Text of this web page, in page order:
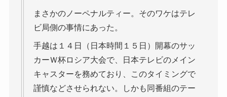
まさかのノーペナルティー。そのワケはテレ
ビ局側の事情にあった。
手越は１４日（日本時間１５日）開幕のサッ
カーＷ杯ロシア大会で、日本テレビのメイン
キャスターを務めており、このタイミングで
謹慎などさせられない。しかも同番組のテー